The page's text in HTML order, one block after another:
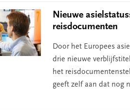
Nieuwe
reisdocumenten
Door het Europees
drie nieuwe
het
geeft zelf aan dat nog